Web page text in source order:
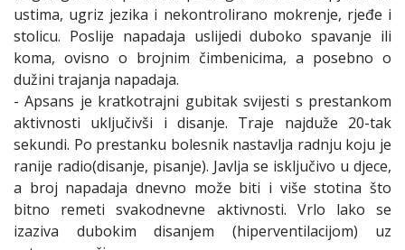
ustima, ugriz jezika i nekontrolirano mokrenje, rjeđe i
stolicu. Poslije napadaja uslijedi duboko spavanje ili
koma, ovisno o brojnim čimbenicima, a posebno o
dužini trajanja napadaja.
- Apsans je kratkotrajni gubitak svijesti s prestankom
aktivnosti uključivši i disanje. Traje najduže 20-tak
sekundi. Po prestanku bolesnik nastavlja radnju koju je
ranije radio(disanje, pisanje). Javlja se isključivo u djece,
a broj napadaja dnevno može biti i više stotina što
bitno remeti svakodnevne aktivnosti. Vrlo lako se
izaziva dubokim disanjem (hiperventilacijom) uz